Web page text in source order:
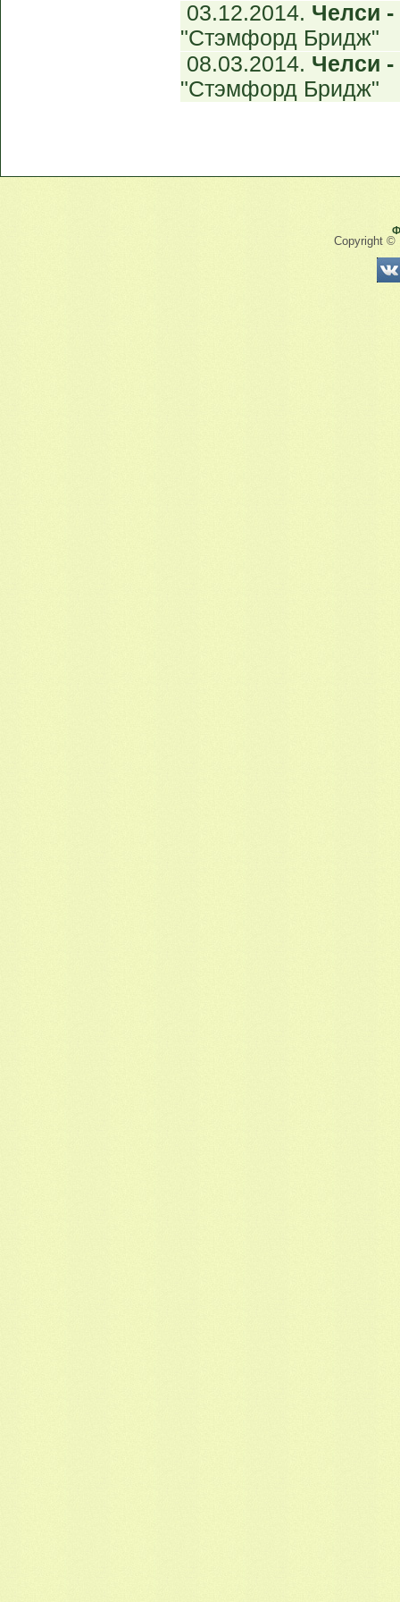
03.12.2014. Челси -
"Стэмфорд Бридж"
08.03.2014. Челси -
"Стэмфорд Бридж"
Copyright ©